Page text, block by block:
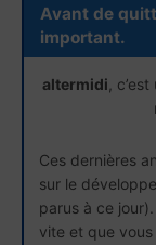
Avant de
important.
altermidi ,
Ces dernières
sur le
parus à ce
vite et que